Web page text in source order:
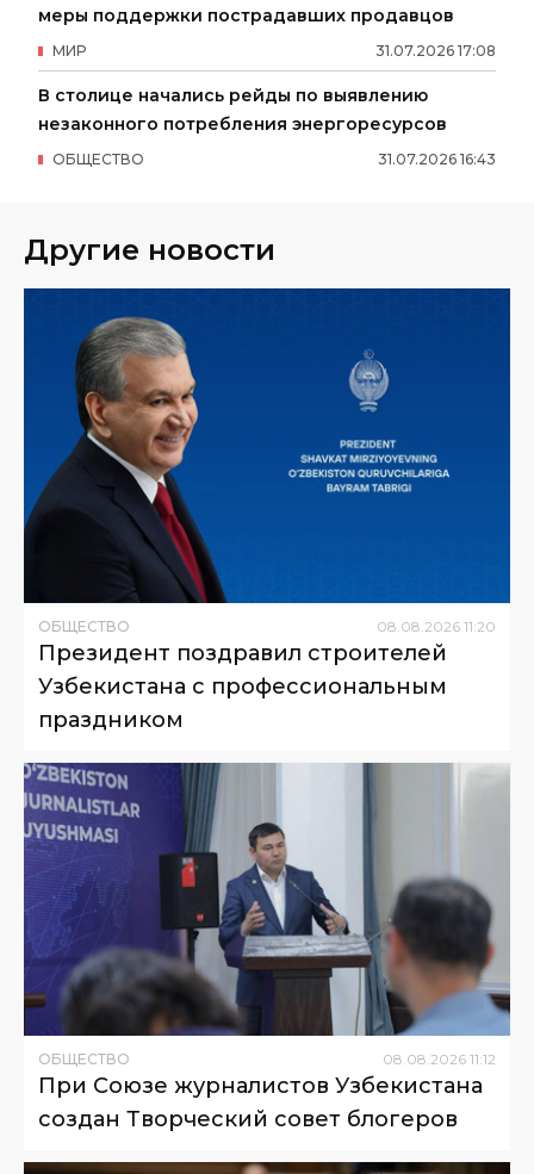
меры поддержки пострадавших продавцов
31.07.2026 17:08
МИР
В столице начались рейды по выявлению
незаконного потребления энергоресурсов
31.07.2026 16:43
ОБЩЕСТВО
Другие новости
ОБЩЕСТВО 08 08 2026 11:20
Президент поздравил строителей
Узбекистана с профессиональным
праздником
ОБЩЕСТВО 08.08.2026 11:12
При Союзе журналистов Узбекистана
создан Творческий совет блогеров